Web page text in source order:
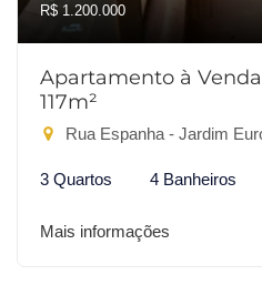
R$ 1.200.000
Apartamento à
117m²
Rua Espanha - Jardim
3 Quartos 4 Banheiros
Mais informações